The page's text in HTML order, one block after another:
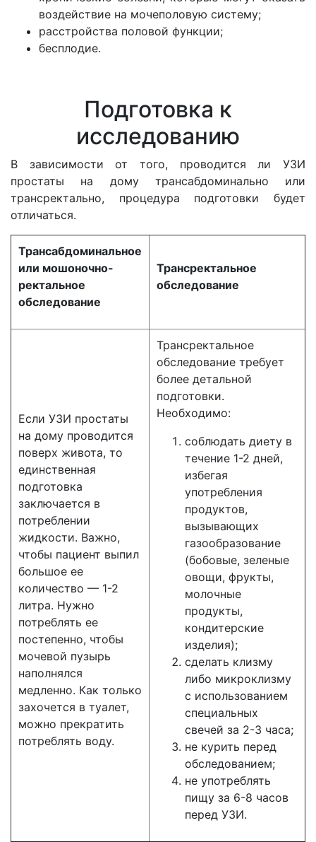
воздействие на мочеполовую систему;
расстройства половой функции;
бесплодие.
Подготовка к
исследованию
В зависимости от того, проводится ли УЗИ
простаты на дому трансабдоминально или
трансректально, процедура подготовки будет
отличаться.
Трансабдоминальное
или мошоночно-
ректальное
обследование
Трансректальное
обследование
Если УЗИ простаты
на дому проводится
поверх живота, то
единственная
подготовка
заключается в
потреблении
жидкости. Важно,
чтобы пациент выпил
большое ее
количество — 1-2
литра. Нужно
потреблять ее
постепенно, чтобы
мочевой пузырь
наполнялся
медленно. Как только
захочется в туалет,
можно прекратить
потреблять воду.
Трансректальное
обследование требует
более детальной
подготовки.
Необходимо:
соблюдать диету в
течение 1-2 дней,
избегая
употребления
продуктов,
вызывающих
газообразование
(бобовые, зеленые
овощи, фрукты,
молочные
продукты,
кондитерские
изделия);
сделать клизму
либо микроклизму
с использованием
специальных
свечей за 2-3 часа;
не курить перед
обследованием;
не употреблять
пищу за 6-8 часов
перед УЗИ.